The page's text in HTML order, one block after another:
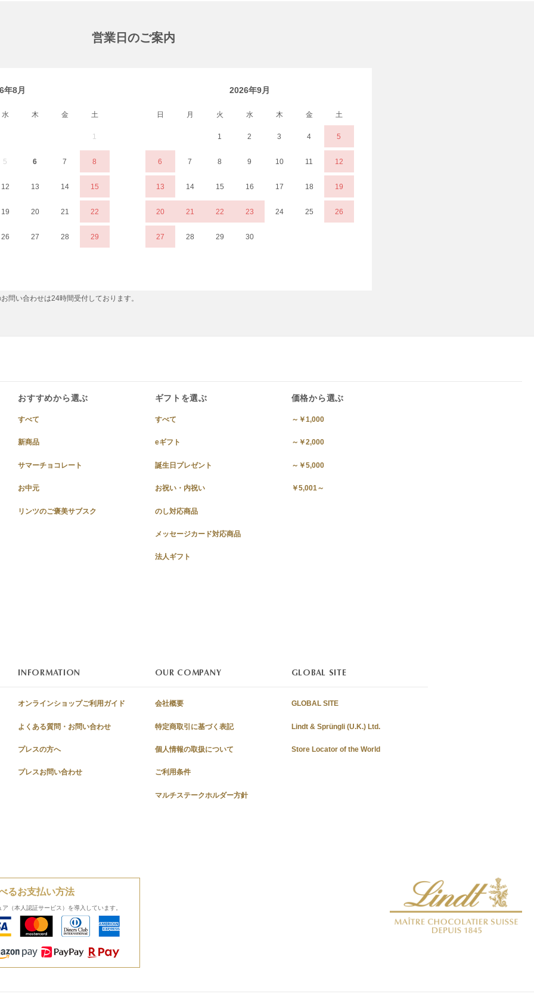
営業日のご案内
年8月
水 木 金 土
1
5 6 7 8
12 13 14 15
19 20 21 22
26 27 28 29
2026年9月
日 月 火 水 木 金 土
1 2 3 4 5
6 7 8 9 10 11 12
13 14 15 16 17 18 19
20 21 22 23 24 25 26
27 28 29 30
問い合わせは24時間受付しております。
おすすめから選ぶ
すべて
新商品
サマーチョコレート
お中元
リンツのご褒美サブスク
ギフトを選ぶ
すべて
eギフト
誕生日プレゼント
お祝い・内祝い
のし対応商品
メッセージカード対応商品
法人ギフト
価格から選ぶ
～￥1,000
～￥2,000
～￥5,000
￥5,001～
INFORMATION
オンラインショップご利用ガイド
よくある質問・お問い合わせ
プレスの方へ
プレスお問い合わせ
OUR COMPANY
会社概要
特定商取引に基づく表記
個人情報の取扱について
ご利用条件
マルチステークホルダー方針
GLOBAL SITE
GLOBAL SITE
Lindt & Sprüngli (U.K.) Ltd.
Store Locator of the World
るお支払い方法
（本人認証サービス）を導入しています。